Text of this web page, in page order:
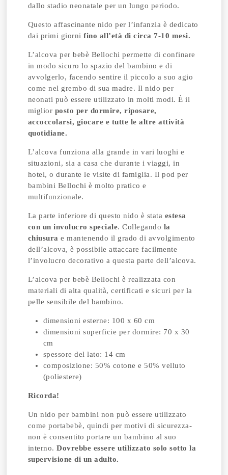
dallo stadio neonatale per un lungo periodo.
Questo affascinante nido per l’infanzia è dedicato
dai primi giornifino all’età di circa 7-10 mesi.
L’alcova per bebè Bellochi permette di confinare
in modo sicuro lo spazio del bambino e di
avvolgerlo, facendo sentire il piccolo a suo agio
come nel grembo di sua madre. Il nido per
neonati può essere utilizzato in molti modi. È il
miglior posto per dormire, riposare,
accoccolarsi, giocare e tutte le altre attività
quotidiane.
L’alcova funziona alla grande in vari luoghi e
situazioni, sia a casa che durante i viaggi, in
hotel, o durante le visite di famiglia. Il pod per
bambini Bellochi è molto pratico e
multifunzionale.
La parte inferiore di questo nido è stata estesa
con un involucro speciale. Collegando la
chiusura e mantenendo il grado di avvolgimento
dell’alcova, è possibile attaccare facilmente
l’involucro decorativo a questa parte dell’alcova.
L’alcova per bebè Bellochi è realizzata con
materiali di alta qualità, certificati e sicuri per la
pelle sensibile del bambino.
dimensioni esterne: 100 x 60 cm
dimensioni superficie per dormire: 70 x 30
cm
spessore del lato: 14 cm
composizione: 50% cotone e 50% velluto
(poliestere)
Ricorda!
Un nido per bambini non può essere utilizzato
come portabebè, quindi per motivi di sicurezza-
non è consentito portare un bambino al suo
interno. Dovrebbe essere utilizzato solo sotto la
supervisione di un adulto.